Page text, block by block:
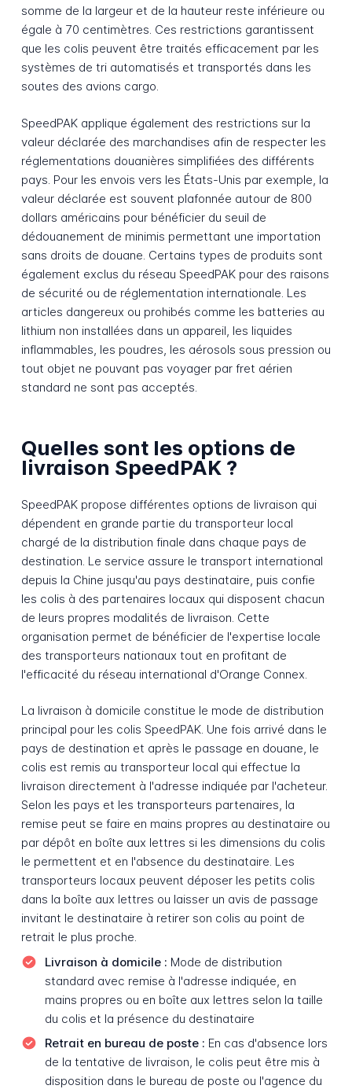
somme de la largeur et de la hauteur reste inférieure ou
égale à 70 centimètres. Ces restrictions garantissent
que les colis peuvent être traités efficacement par les
systèmes de tri automatisés et transportés dans les
soutes des avions cargo.
SpeedPAK applique également des restrictions sur la
valeur déclarée des marchandises afin de respecter les
réglementations douanières simplifiées des différents
pays. Pour les envois vers les États-Unis par exemple, la
valeur déclarée est souvent plafonnée autour de 800
dollars américains pour bénéficier du seuil de
dédouanement de minimis permettant une importation
sans droits de douane. Certains types de produits sont
également exclus du réseau SpeedPAK pour des raisons
de sécurité ou de réglementation internationale. Les
articles dangereux ou prohibés comme les batteries au
lithium non installées dans un appareil, les liquides
inflammables, les poudres, les aérosols sous pression ou
tout objet ne pouvant pas voyager par fret aérien
standard ne sont pas acceptés.
Quelles sont les options de
livraison SpeedPAK ?
SpeedPAK propose différentes options de livraison qui
dépendent en grande partie du transporteur local
chargé de la distribution finale dans chaque pays de
destination. Le service assure le transport international
depuis la Chine jusqu'au pays destinataire, puis confie
les colis à des partenaires locaux qui disposent chacun
de leurs propres modalités de livraison. Cette
organisation permet de bénéficier de l'expertise locale
des transporteurs nationaux tout en profitant de
l'efficacité du réseau international d'Orange Connex.
La livraison à domicile constitue le mode de distribution
principal pour les colis SpeedPAK. Une fois arrivé dans le
pays de destination et après le passage en douane, le
colis est remis au transporteur local qui effectue la
livraison directement à l'adresse indiquée par l'acheteur.
Selon les pays et les transporteurs partenaires, la
remise peut se faire en mains propres au destinataire ou
par dépôt en boîte aux lettres si les dimensions du colis
le permettent et en l'absence du destinataire. Les
transporteurs locaux peuvent déposer les petits colis
dans la boîte aux lettres ou laisser un avis de passage
invitant le destinataire à retirer son colis au point de
retrait le plus proche.
Livraison à domicile : Mode de distribution
standard avec remise à l'adresse indiquée, en
mains propres ou en boîte aux lettres selon la taille
du colis et la présence du destinataire
Retrait en bureau de poste : En cas d'absence lors
de la tentative de livraison, le colis peut être mis à
disposition dans le bureau de poste ou l'agence du